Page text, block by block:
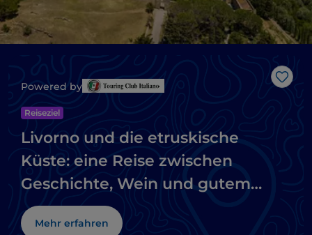
Like
Powered by
Reiseziel
Livorno und die etruskische
Küste: eine Reise zwischen
Geschichte, Wein und gutem
Essen
Mehr erfahren